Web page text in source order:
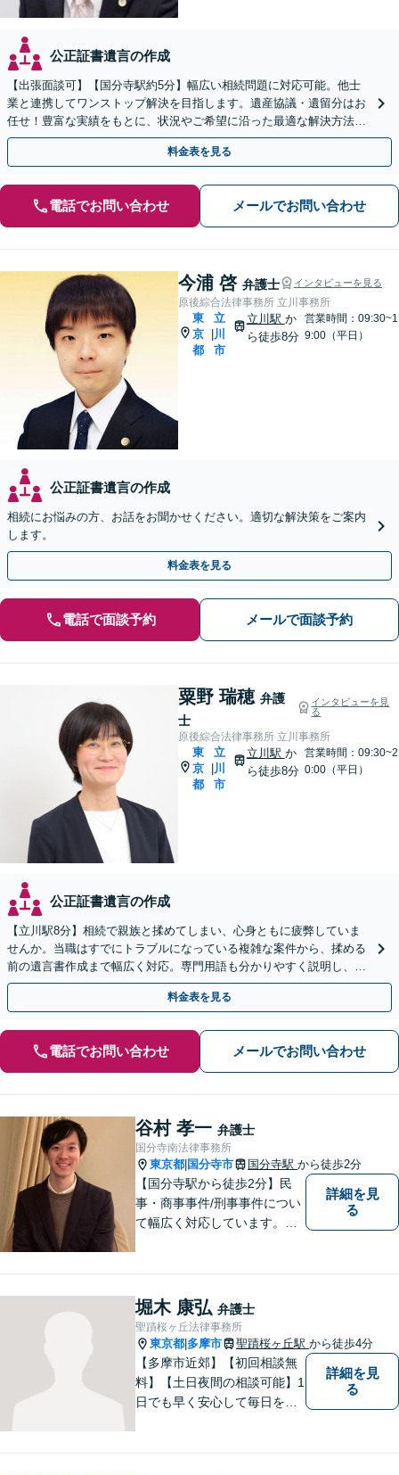
公正証書遺言の作成
【出張面談可】【国分寺駅約5分】幅広い相続問題に対応可能。他士
業と連携してワンストップ解決を目指します。遺産協議・遺留分はお
任せ！豊富な実績をもとに、状況やご希望に沿った最適な解決方法を
ご提案します【夜間・休日相談可】
料金表を見る
電話でお問い合わせ メールでお問い合わせ
今浦 啓 弁護士 インタビューを見る
原後綜合法律事務所 立川事務所
東
京
都
立
川
市
立川駅 か
ら徒歩8分
営業時間：09:30~1
9:00（平日）
公正証書遺言の作成
相続にお悩みの方、お話をお聞かせください。適切な解決策をご案内
します。
料金表を見る
電話で面談予約 メールで面談予約
粟野 瑞穂 弁護
士
インタビューを見
る
原後綜合法律事務所 立川事務所
東
京
都
立
川
市
立川駅 か
ら徒歩8分
営業時間：09:30~2
0:00（平日）
公正証書遺言の作成
【立川駅8分】相続で親族と揉めてしまい、心身ともに疲弊していま
せんか。当職はすでにトラブルになっている複雑な案件から、揉める
前の遺言書作成まで幅広く対応。専門用語も分かりやすく説明し、ご
依頼者様の心に最後まで寄り添います【web面談可】
料金表を見る
電話でお問い合わせ メールでお問い合わせ
谷村 孝一 弁護士
国分寺南法律事務所
東京都 国分寺市 国分寺駅 から徒歩2分
【国分寺駅から徒歩2分】民
事・商事事件/刑事事件につい
て幅広く対応しています。ま
詳細を見
る
堀木 康弘 弁護士
聖蹟桜ヶ丘法律事務所
東京都 多摩市 聖蹟桜ヶ丘駅 から徒歩4分
【多摩市近郊】【初回相談無
料】【土日夜間の相談可能】1
日でも早く安心して毎日を過
詳細を見
る